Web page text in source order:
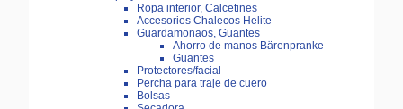
Ropa interior, Calcetines
Accesorios Chalecos Helite
Guardamonaos, Guantes
Ahorro de manos Bärenpranke
Guantes
Protectores/facial
Percha para traje de cuero
Bolsas